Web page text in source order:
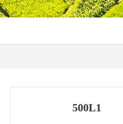
500L1